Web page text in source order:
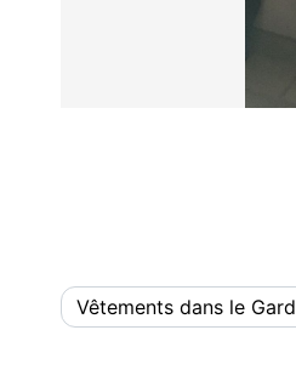
Vêtements dans le Gard